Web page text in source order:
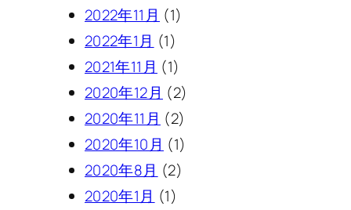
2022年11月 (1)
2022年1月 (1)
2021年11月 (1)
2020年12月 (2)
2020年11月 (2)
2020年10月 (1)
2020年8月 (2)
2020年1月 (1)